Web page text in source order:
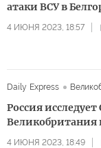
атаки ВСУ в
4 ИЮНЯ 2023, 18:57
Daily Express
Россия
Великобритания
4 ИЮНЯ 2023, 18:49